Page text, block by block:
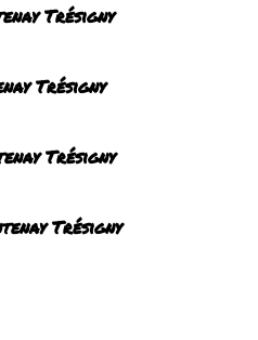
Trésigny
Trésigny
Trésigny
Trésigny